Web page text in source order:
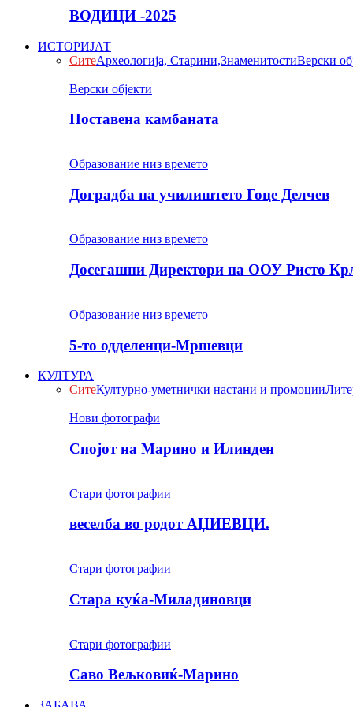
ВОДИЦИ -2025
ИСТОРИЈАТ
СитеАрхеологија, Старини,ЗнаменитостиВерски
Верски објекти
Поставена камбаната
Образование низ времето
Доградба на училиштето Гоце Делчев
Образование низ времето
Досегашни Директори на ООУ Ристо
Образование низ времето
5-то одделенци-Мршевци
КУЛТУРА
СитеКултурно-уметнички настани и промоции
Нови фотографи
Спојот на Марино и Илинден
Стари фотографии
веселба во родот АЏИЕВЦИ.
Стари фотографии
Стара куќа-Миладиновци
Стари фотографии
Саво Вељковиќ-Марино